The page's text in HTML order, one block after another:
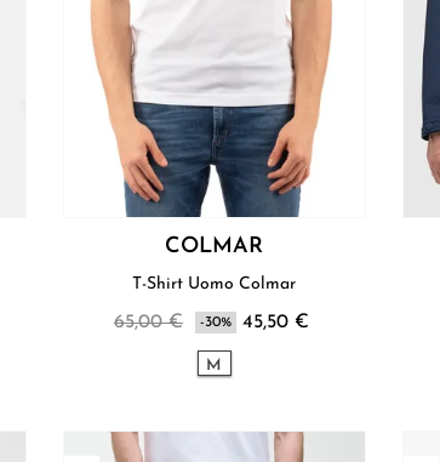
COLMAR
T-Shirt Uomo Colmar
65,00 € -30% 45,50 €
M